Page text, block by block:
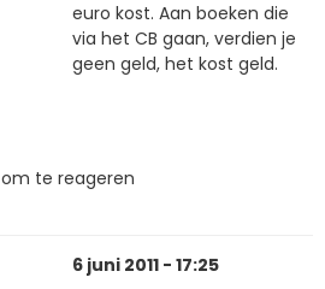
euro kost. Aan boeken die
via het CB gaan, verdien je
geen geld, het kost geld.
om te reageren
6 juni 2011 - 17:25